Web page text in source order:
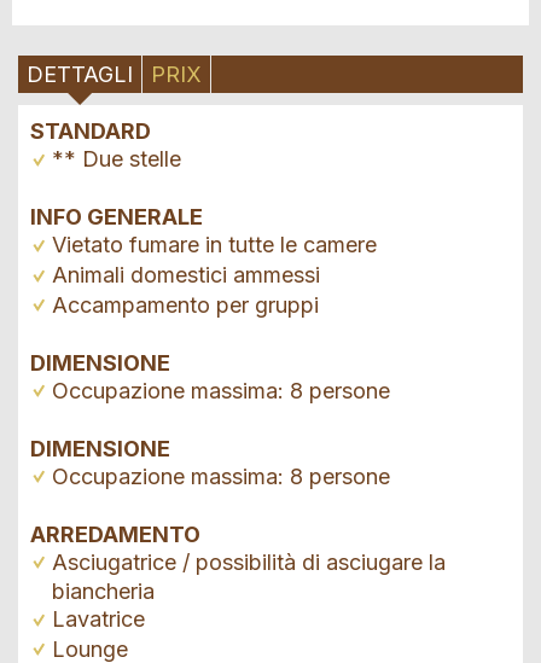
DETTAGLI PRIX
STANDARD
** Due stelle
INFO GENERALE
Vietato fumare in tutte le camere
Animali domestici ammessi
Accampamento per gruppi
DIMENSIONE
Occupazione massima: 8 persone
DIMENSIONE
Occupazione massima: 8 persone
ARREDAMENTO
Asciugatrice / possibilità di asciugare la
biancheria
Lavatrice
Lounge